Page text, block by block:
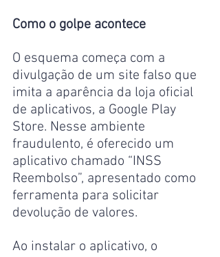
Como o golpe acontece
O esquema começa com a
divulgação de um site falso que
imita a aparência da loja oficial
de aplicativos, a Google Play
Store. Nesse ambiente
fraudulento, é oferecido um
aplicativo chamado “INSS
Reembolso”, apresentado como
ferramenta para solicitar
devolução de valores.
Ao instalar o aplicativo, o